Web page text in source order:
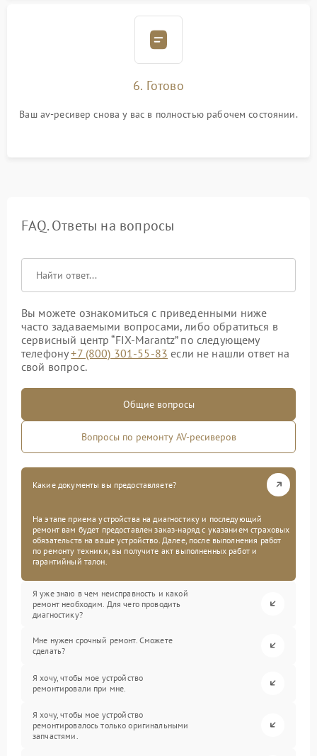
6. Готово
Ваш av-ресивер снова у вас в полностью рабочем состоянии.
FAQ. Ответы на вопросы
Вы можете ознакомиться с приведенными ниже
часто задаваемыми вопросами, либо обратиться в
сервисный центр “FIX-Marantz” по следующему
телефону+7 (800) 301-55-83 если не нашли ответ на
свой вопрос.
Общие вопросы
Вопросы по ремонту AV-ресиверов
Какие документы вы предоставляете?
На этапе приема устройства на диагностику и последующий
ремонт вам будет предоставлен заказ-наряд с указанием страховых
обязательств на ваше устройство. Далее, после выполнения работ
по ремонту техники, вы получите акт выполненных работ и
гарантийный талон.
Я уже знаю в чем неисправность и какой
ремонт необходим. Для чего проводить
диагностику?
Мне нужен срочный ремонт. Сможете
сделать?
Я хочу, чтобы мое устройство
ремонтировали при мне.
Я хочу, чтобы мое устройство
ремонтировалось только оригинальными
запчастями.